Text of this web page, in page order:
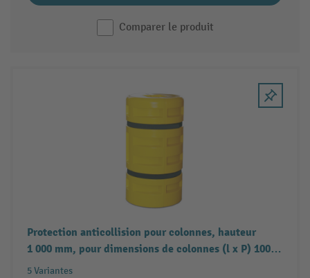
Comparer le produit
Protection anticollision pour colonnes, hauteur
1 000 mm, pour dimensions de colonnes (l x P) 100-
300 x 100-300 mm
5 Variantes